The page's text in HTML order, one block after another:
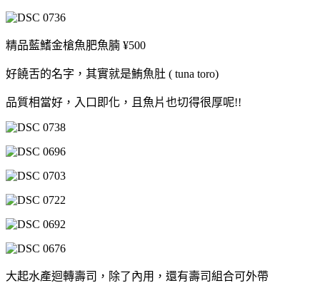
精品藍鰭金槍魚肥魚腩 ¥500
好饒舌的名字，其實就是鮪魚肚 ( tuna toro)
品質相當好，入口即化，且魚片也切得很厚呢!!
大起水產迴轉壽司，除了內用，還有壽司組合可外帶